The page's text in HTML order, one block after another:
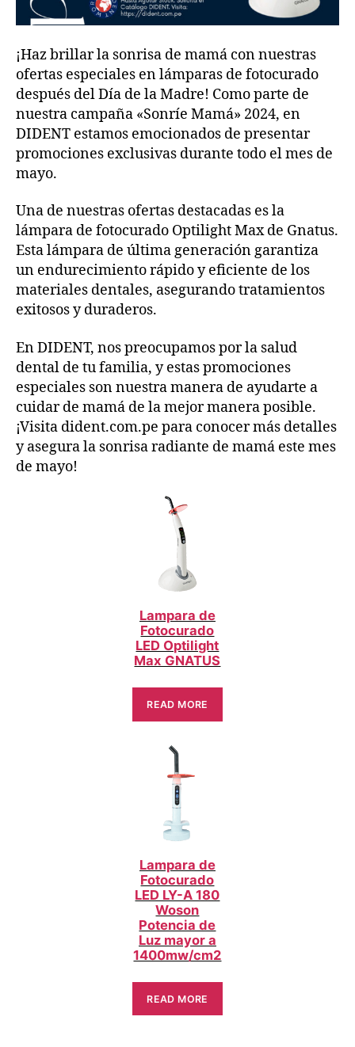
¡Haz brillar la sonrisa de mamá con nuestras
ofertas especiales en lámparas de fotocurado
después del Día de la Madre! Como parte de
nuestra campaña «Sonríe Mamá» 2024, en
DIDENT estamos emocionados de presentar
promociones exclusivas durante todo el mes de
mayo.
Una de nuestras ofertas destacadas es la
lámpara de fotocurado Optilight Max de Gnatus.
Esta lámpara de última generación garantiza
un endurecimiento rápido y eficiente de los
materiales dentales, asegurando tratamientos
exitosos y duraderos.
En DIDENT, nos preocupamos por la salud
dental de tu familia, y estas promociones
especiales son nuestra manera de ayudarte a
cuidar de mamá de la mejor manera posible.
¡Visita dident.com.pe para conocer más detalles
y asegura la sonrisa radiante de mamá este mes
de mayo!
Lampara de
Fotocurado
LED Optilight
Max GNATUS
READ MORE
Lampara de
Fotocurado
LED LY-A 180
Woson
Potencia de
Luz mayor a
1400mw/cm2
READ MORE